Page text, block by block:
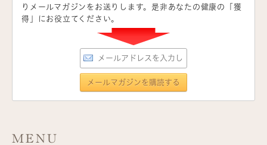
りメールマガジンをお送りします。是非あなたの健康の「獲
得」にお役立てください。
MENU